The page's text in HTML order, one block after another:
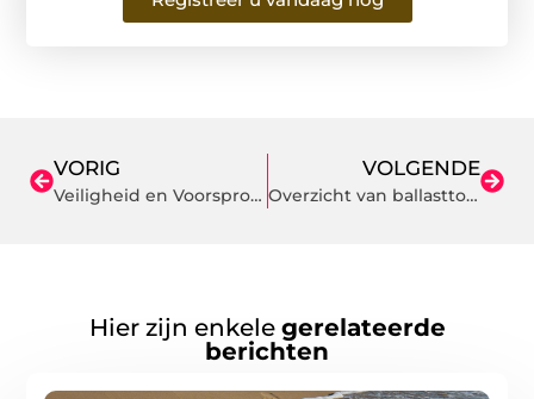
VORIG
Veiligheid en Voorsprong Met Werkkleding in IJmuiden
VOLGENDE
Overzicht van ballasttoepassingen
Hier zijn enkele gerelateerde
berichten